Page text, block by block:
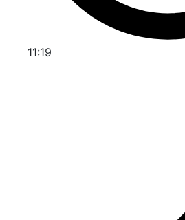
11:19